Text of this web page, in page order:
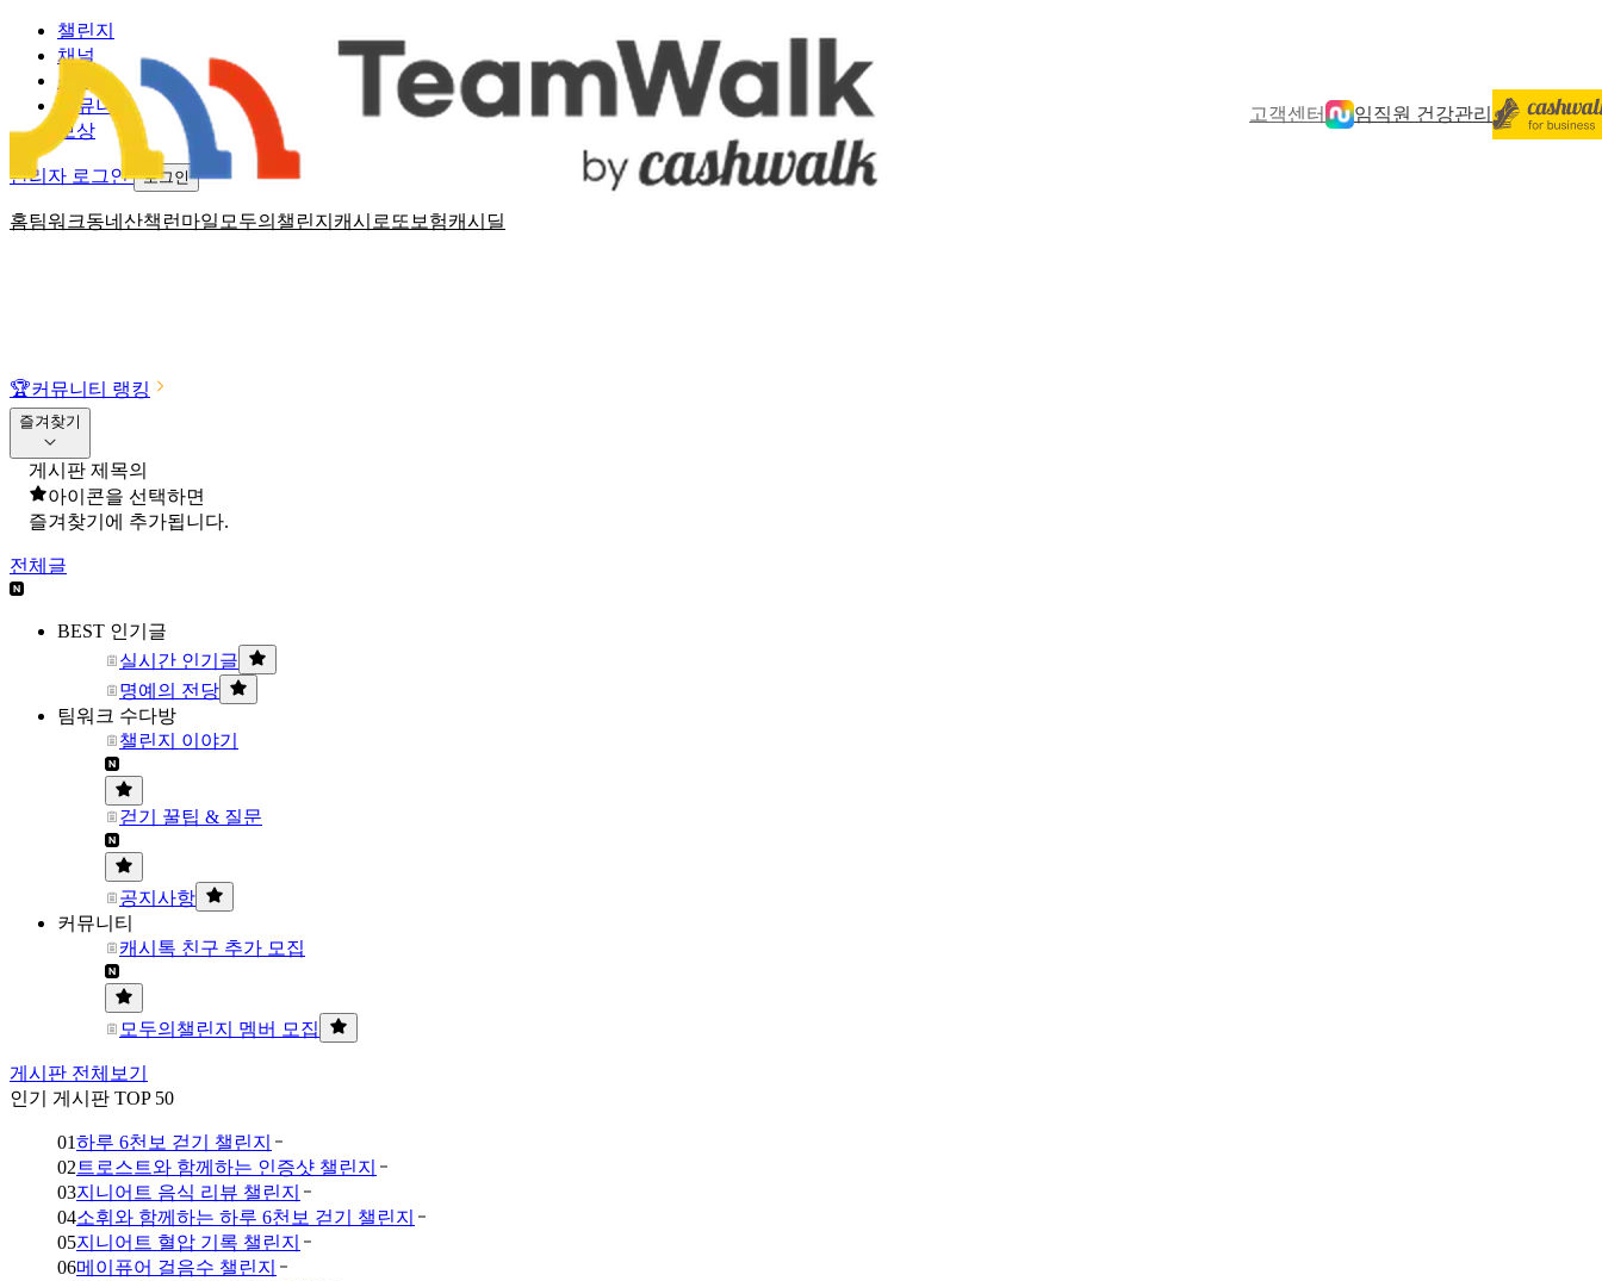
고객센터 임직원 건강관리
홈팀워크동네산책 런마일 모두의챌린지 캐시로또 보험캐시딜
챌린지
채널
소식
커뮤니티
보상
관리자 로그인 로그인
🏆커뮤니티 랭킹
즐겨찾기
게시판 제목의
아이콘을 선택하면
즐겨찾기에 추가됩니다.
전체글
BEST 인기글
실시간 인기글
명예의 전당
팀워크 수다방
챌린지 이야기
걷기 꿀팁 & 질문
공지사항
커뮤니티
캐시톡 친구 추가 모집
모두의챌린지 멤버 모집
게시판 전체보기
인기 게시판 TOP 50
01하루 6천보 걷기 챌린지
02 트로스트와 함께하는 인증샷 챌린지
03지니어트 음식 리뷰 챌린지
04소휘와 함께하는 하루 6천보 걷기 챌린지
05지니어트 혈압 기록 챌린지
06메이퓨어 걸음수 챌린지